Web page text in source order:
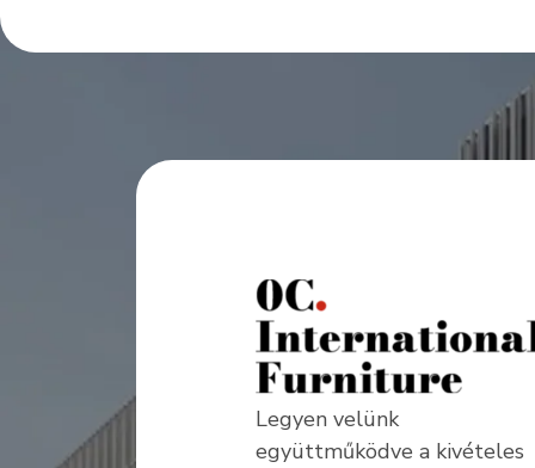
Legyen velünk
együttműködve a kivételes